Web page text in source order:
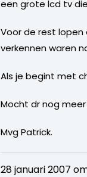
een grote lcd tv
Voor de rest
verkennen waren
Als je begint met
Mocht dr nog
Mvg Patrick.
28 januari 2007